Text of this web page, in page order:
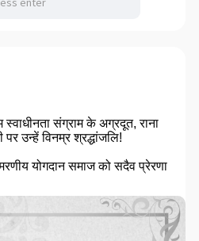
संग्राम के अग्रदूत, राना
उन्हें विनम्र श्रद्धांजलि!
योगदान समाज को सदैव प्रेरणा